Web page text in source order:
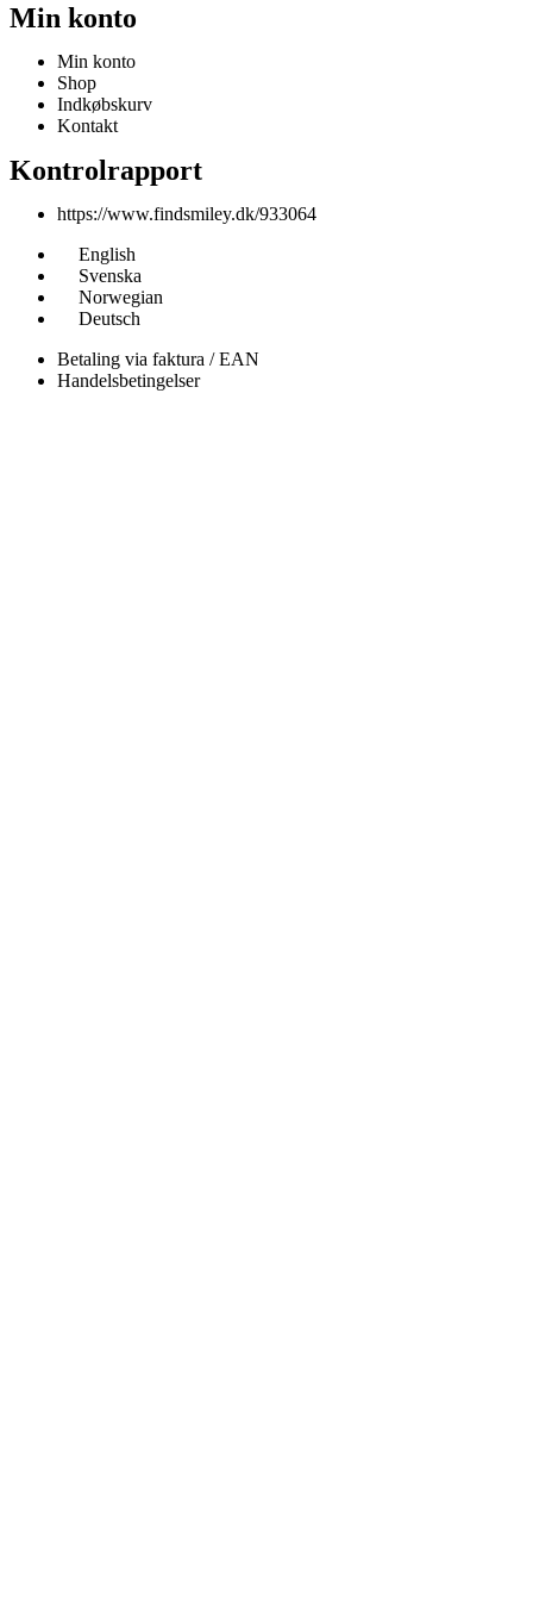
Min konto
Min konto
Shop
Indkøbskurv
Kontakt
Kontrolrapport
https://www.findsmiley.dk/933064
English
Svenska
Norwegian
Deutsch
Betaling via faktura / EAN
Handelsbetingelser